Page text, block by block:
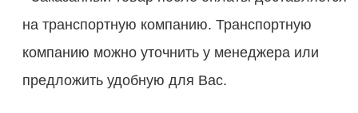
на транспортную компанию. Транспортную
компанию можно уточнить у менеджера или
предложить удобную для Вас.